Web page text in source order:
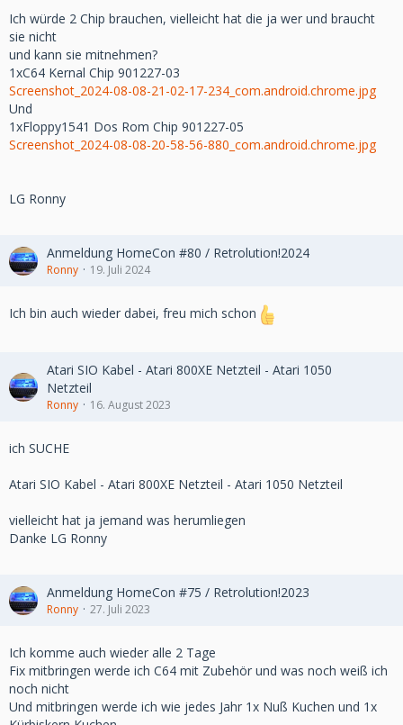
Ich würde 2 Chip brauchen, vielleicht hat die ja wer und braucht
sie nicht
und kann sie mitnehmen?
1xC64 Kernal Chip 901227-03
Screenshot_2024-08-08-21-02-17-234_com.android.chrome.jpg
Und
1xFloppy1541 Dos Rom Chip 901227-05
Screenshot_2024-08-08-20-58-56-880_com.android.chrome.jpg
LG Ronny
Anmeldung HomeCon #80 / Retrolution!2024
Ronny 19. Juli 2024
Ich bin auch wieder dabei, freu mich schon
Atari SIO Kabel - Atari 800XE Netzteil - Atari 1050
Netzteil
Ronny 16. August 2023
ich SUCHE
Atari SIO Kabel - Atari 800XE Netzteil - Atari 1050 Netzteil
vielleicht hat ja jemand was herumliegen
Danke LG Ronny
Anmeldung HomeCon #75 / Retrolution!2023
Ronny 27. Juli 2023
Ich komme auch wieder alle 2 Tage
Fix mitbringen werde ich C64 mit Zubehör und was noch weiß ich
noch nicht
Und mitbringen werde ich wie jedes Jahr 1x Nuß Kuchen und 1x